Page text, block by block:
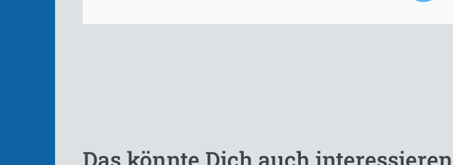
Das könnte Dich auch interessieren